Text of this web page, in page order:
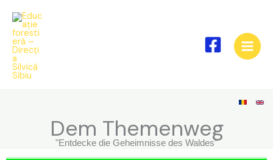
content
Dem Themenweg
"Entdecke die Geheimnisse des Waldes"